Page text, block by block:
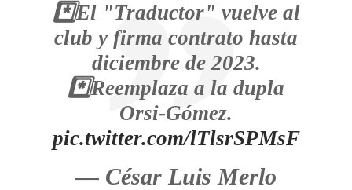
*️⃣El "Traductor" vuelve al
club y firma contrato hasta
diciembre de 2023.
*️⃣Reemplaza a la dupla
Orsi-Gómez.
pic.twitter.com/lTlsrSPMsF
— César Luis Merlo